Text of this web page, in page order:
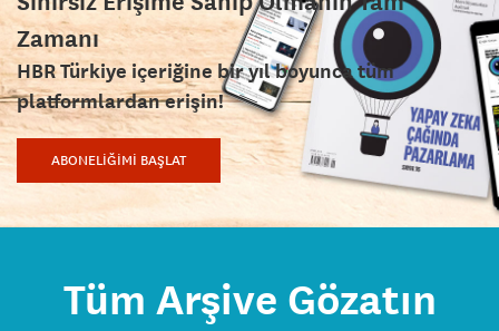
Zamanı
HBR Türkiye içeriğine bir yıl boyunca tüm
platformlardan erişin!
ABONELİĞİMİ BAŞLAT
Tüm Arşive Gözatın